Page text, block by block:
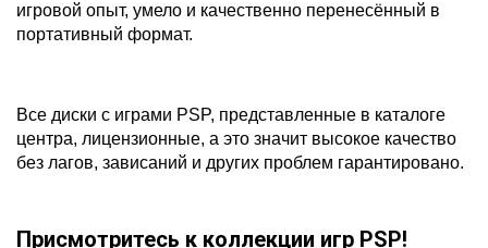
игровой опыт, умело и качественно перенесённый в
портативный формат.
Все диски с играми PSP, представленные в каталоге
центра, лицензионные, а это значит высокое качество
без лагов, зависаний и других проблем гарантировано.
Присмотритесь к коллекции игр PSP!